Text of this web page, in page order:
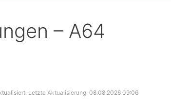
– A64
Letzte Aktualisierung: 08.08.2026 09:06